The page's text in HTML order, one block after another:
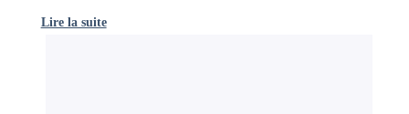
Lire la suite